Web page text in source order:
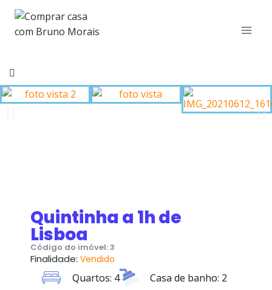
Quintinha a 1h de
Lisboa
Código do imóvel: 3
Finalidade: Vendido
Quartos: 4
Casa de banho: 2